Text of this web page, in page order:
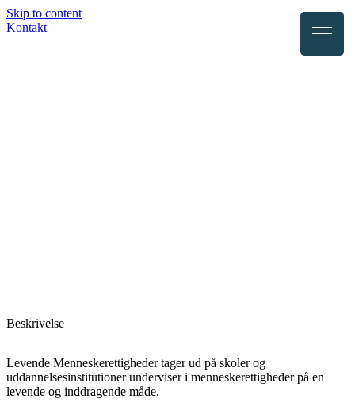
Skip to content
Kontakt
Beskrivelse
Levende Menneskerettigheder tager ud på skoler og
uddannelsesinstitutioner underviser i menneskerettigheder på en
levende og inddragende måde.